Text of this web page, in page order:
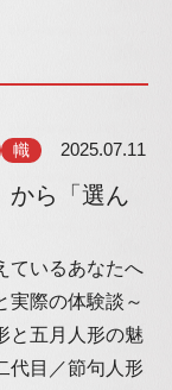
幟 2025.07.11
から「選ん
ているあなたへ
実際の体験談～
と五月人形の魅
代目／節句人形